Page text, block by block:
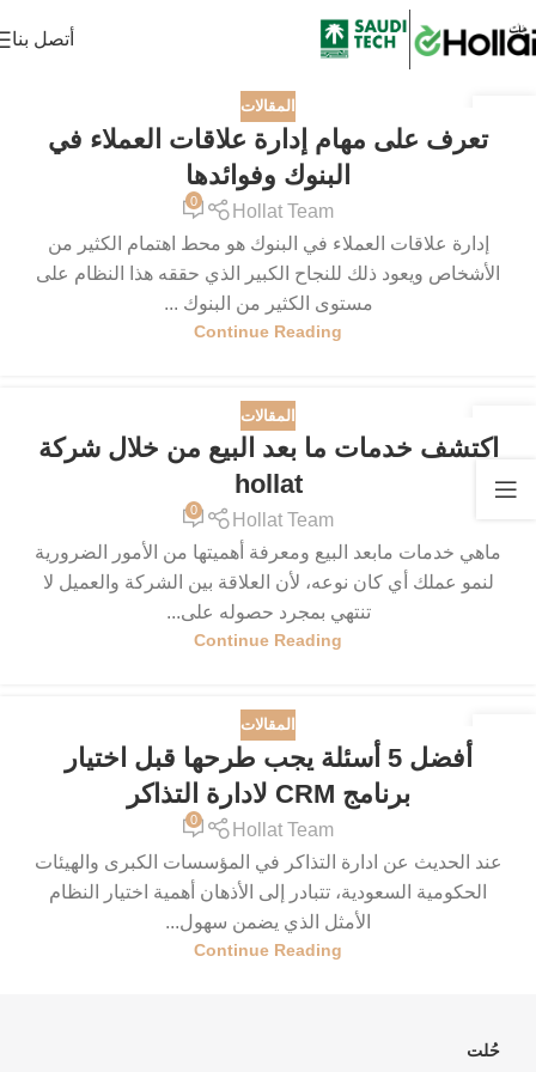
أتصل بنا
مارس
المقالات
تعرف على مهام إدارة علاقات العملاء في
البنوك وفوائدها
Hollat Team
0
إدارة علاقات العملاء في البنوك هو محط اهتمام الكثير من
الأشخاص ويعود ذلك للنجاح الكبير الذي حققه هذا النظام على
مستوى الكثير من البنوك ...
Continue Reading
المقالات
اكتشف خدمات ما بعد البيع من خلال شركة
hollat
Hollat Team
0
ماهي خدمات مابعد البيع ومعرفة أهميتها من الأمور الضرورية
لنمو عملك أي كان نوعه، لأن العلاقة بين الشركة والعميل لا
تنتهي بمجرد حصوله على...
Continue Reading
المقالات
أفضل 5 أسئلة يجب طرحها قبل اختيار
برنامج CRM لادارة التذاكر
Hollat Team
0
عند الحديث عن ادارة التذاكر في المؤسسات الكبرى والهيئات
الحكومية السعودية، تتبادر إلى الأذهان أهمية اختيار النظام
الأمثل الذي يضمن سهول...
Continue Reading
حُلت